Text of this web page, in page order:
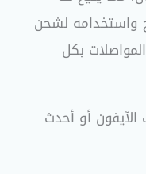
واستخدامه لشحن
بكل
أو أحدث